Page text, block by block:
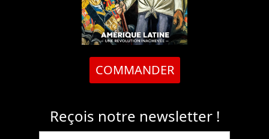
COMMANDER
Reçois notre newsletter !